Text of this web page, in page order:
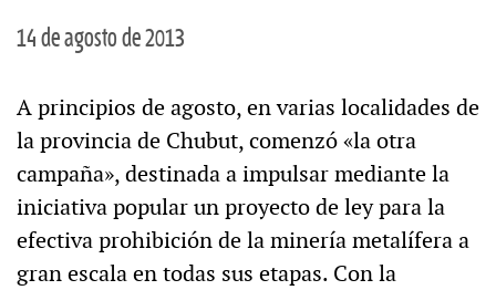
14 de agosto de 2013
A principios de agosto, en varias localidades de
la provincia de Chubut, comenzó «la otra
campaña», destinada a impulsar mediante la
iniciativa popular un proyecto de ley para la
efectiva prohibición de la minería metalífera a
gran escala en todas sus etapas. Con la